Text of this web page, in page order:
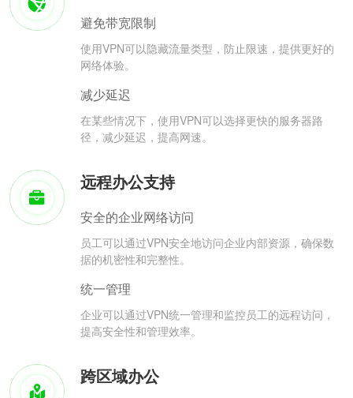
避免带宽限制
使用VPN可以隐藏流量类型，防止限速，提供更好的
网络体验。
减少延迟
在某些情况下，使用VPN可以选择更快的服务器路
径，减少延迟，提高网速。
远程办公支持
安全的企业网络访问
员工可以通过VPN安全地访问企业内部资源，确保数
据的机密性和完整性。
统一管理
企业可以通过VPN统一管理和监控员工的远程访问，
提高安全性和管理效率。
跨区域办公